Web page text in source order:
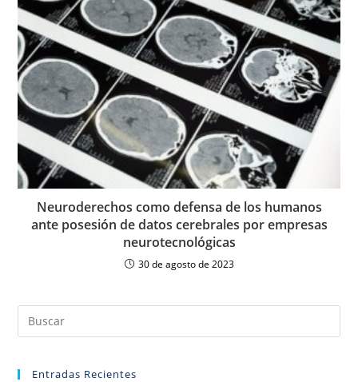
Neuroderechos como defensa de los humanos
ante posesión de datos cerebrales por empresas
neurotecnológicas
30 de agosto de 2023
Entradas Recientes